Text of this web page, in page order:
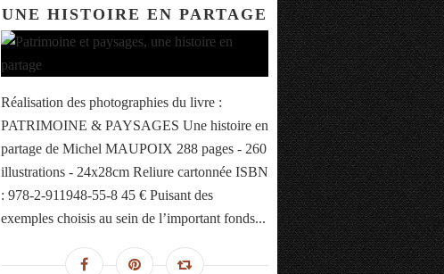
UNE HISTOIRE EN PARTAGE
Réalisation des photographies du livre :
PATRIMOINE & PAYSAGES Une histoire en
partage de Michel MAUPOIX 288 pages - 260
illustrations - 24x28cm Reliure cartonnée ISBN
: 978-2-911948-55-8 45 € Puisant des
exemples choisis au sein de l’important fonds...